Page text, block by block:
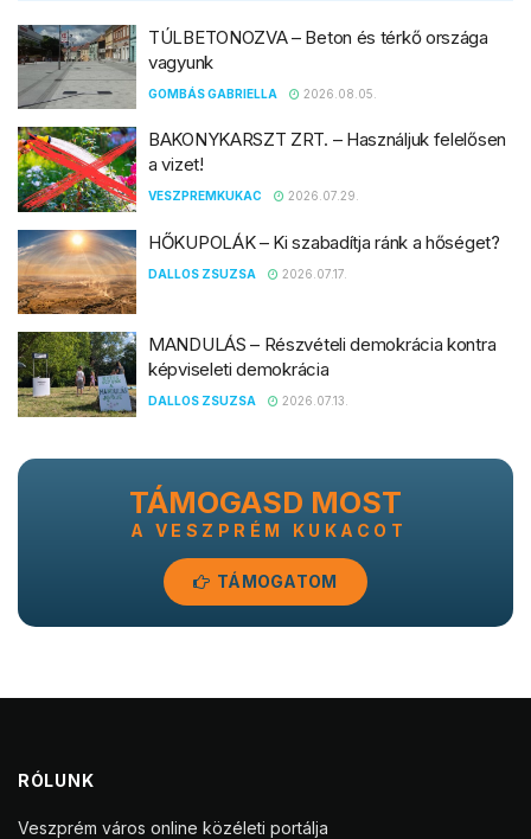
TÚLBETONOZVA – Beton és térkő országa
vagyunk
GOMBÁS GABRIELLA 2026.08.05.
BAKONYKARSZT ZRT. – Használjuk felelősen
a vizet!
VESZPREMKUKAC 2026.07.29.
HŐKUPOLÁK – Ki szabadítja ránk a hőséget?
DALLOS ZSUZSA 2026.07.17.
MANDULÁS – Részvételi demokrácia kontra
képviseleti demokrácia
DALLOS ZSUZSA 2026.07.13.
TÁMOGASD MOST
A VESZPRÉM KUKACOT
TÁMOGATOM
RÓLUNK
Veszprém város online közéleti portálja